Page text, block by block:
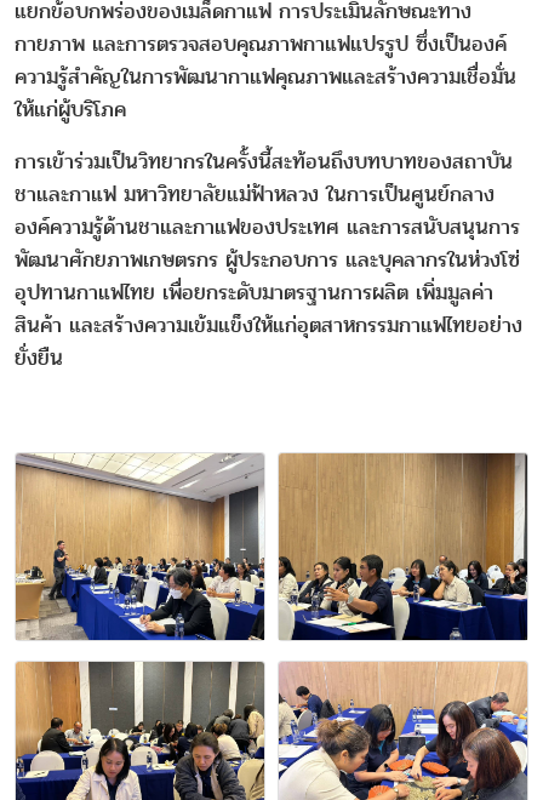
แยกข้อบกพร่องของเมล็ดกาแฟ การประเมินลักษณะทาง
กายภาพ และการตรวจสอบคุณภาพกาแฟแปรรูป ซึ่งเป็นองค์
ความรู้สำคัญในการพัฒนากาแฟคุณภาพและสร้างความเชื่อมั่น
ให้แก่ผู้บริโภค
การเข้าร่วมเป็นวิทยากรในครั้งนี้สะท้อนถึงบทบาทของสถาบัน
ชาและกาแฟ มหาวิทยาลัยแม่ฟ้าหลวง ในการเป็นศูนย์กลาง
องค์ความรู้ด้านชาและกาแฟของประเทศ และการสนับสนุนการ
พัฒนาศักยภาพเกษตรกร ผู้ประกอบการ และบุคลากรในห่วงโซ่
อุปทานกาแฟไทย เพื่อยกระดับมาตรฐานการผลิต เพิ่มมูลค่า
สินค้า และสร้างความเข้มแข็งให้แก่อุตสาหกรรมกาแฟไทยอย่าง
ยั่งยืน